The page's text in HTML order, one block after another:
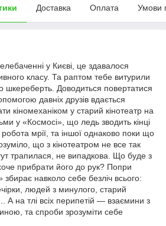
Доставка Оплата Умови
у Києві, це здавалося
класу. Та раптом тебе витурили
шкереберть. Доводиться повертатися
давніх друзів вдається
кіномеханіком у старий кінотеатр на
у «Космосі», що ледь зводить кінці
мрії, та іншої однаково поки що
що з кінотеатром не все так
трапилася, не випадкова. Що буде з
прибрати його до рук? Попри
збирає навколо себе безліч всього:
людей з минулого, старий
А на тлі всіх перипетій — взаємини з
та спроби зрозуміти себе